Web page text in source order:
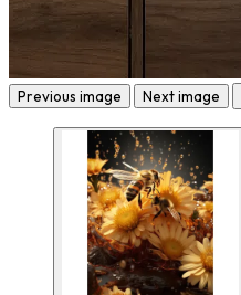
Previous image Next image